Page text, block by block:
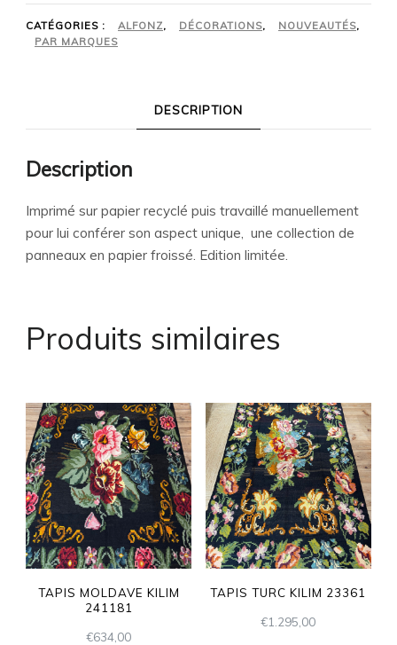
CATÉGORIES : ALFONZ, DÉCORATIONS, NOUVEAUTÉS,
PAR MARQUES
DESCRIPTION
Description
Imprimé sur papier recyclé puis travaillé manuellement
pour lui conférer son aspect unique, une collection de
panneaux en papier froissé. Edition limitée.
Produits similaires
TAPIS MOLDAVE KILIM
241181
€634,00
TAPIS TURC KILIM 23361
€1.295,00